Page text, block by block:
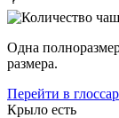
Одна
размера.
Перейти в
Крыло есть